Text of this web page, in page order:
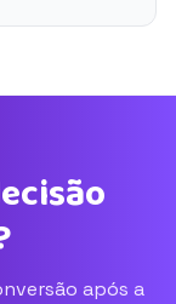
após a